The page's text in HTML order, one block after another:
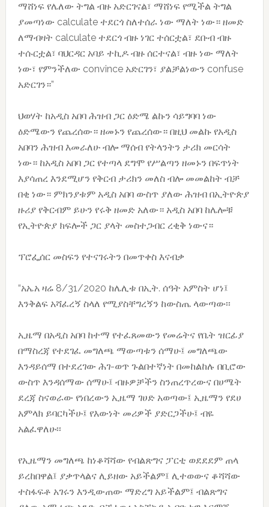
ማሸነፍ የሌለው ትግል ብዙ አድርገናል፣ ማሸነፍ የሚችል ትግል
ያመጣነው calculate ተደርጎ ስለተሰራ ነው ማለት ነው። ዘመድ
ለማብዛት calculate ተደርጎ ብዙ ነገር ተሰርቷል፣ ደቡብ ብዙ
ተሱርቷል፣ ባህርዳር አባይ ተኪዶ ብዙ ሰርተናል፣ ብዙ ነው ማለት
ነው፣ የምንችለው convince አድርገን፣ ያልቻልነውን confuse
አድርገን።”
ህወሃት ከአዲስ አበባ ሕዝብ ጋር ዕድሜ ልኩን ሳይግባባ ነው
ዕድሜውን የጨረሰው። ዘመኑን የጨረሰው። በዚህ መልኩ የአዲስ
አበባን ሕዝብ እመራለሁ ብሎ ማሰብ የትላንትን ታሪክ መርሳት
ነው። ከአዲስ አበባ ጋር የተጣላ ደግሞ የሥልጣን ዘመኑን በፍጥነት
እያሳጠረ እንደሚሆን የቅርብ ታሪክን መለስ ብሎ መመልከት ብቻ
በቂ ነው። ምክንያቱም አዲስ አበባ ውስጥ ያለው ሕዝብ በኢትዮጵያ
ዙሪያ የቅርብም ይሁን የሩቅ ዘመድ አለው። አዲስ አበባ ከሌሎቹ
የኢትዮጵያ ክፍሎች ጋር ያላት መስተጋብር ረቂቅ ነውና።
ፕሮፌሰር መስፍን የተናገሩትን በመጥቀስ እናብቃ
“አኤአ ዛሬ 8/31/2020 ከሌሊቱ በኢት. ሰዓት አምስት ሆነ፤
እንቅልፍ አሻፈረኝ ስላለ የሚያስቸግረኝን ከውስጤ ላውጣው፡፡
ኢዜማ በአዲስ አበባ ከተማ የተፈጸመውን የመሬትና የቤት ዝርፊያ
በማስረጃ የተደገፈ መግለጫ ማውጣቱን ሰማሁ፤ መግለጫው
እንዳይሰማ በተደረገው ሕገ-ወጥ ጉልበተኛነት በመከልከሉ በቢሮው
ውስጥ እንዳሰማው ሰማሁ፤ ብዙዎቻችን ስንጠረጥረውና በሀሜት
ደረጃ ስናወራው የነበረውን ኢዜማ ገሀድ አወጣው፤ ኢዜማን የደሀ
አምላክ ይባርካችሁ፤ የእውነት መሪዎች ያድርጋችሁ፤ ብዬ
አልፈዋለሁ፡፡
የኢዜማን መግለጫ ከነቆሻሻው የብልጽግና ፓርቲ ወደደደም ጠላ
ይረከበዋል፤ ያቃጥላልና ሊይዘው አይችልም፤ ሊተወውና ቆሻሻው
ተስፋፍቶ አገሩን እንዲውጠው ማድረግ አይችልም፤ ብልጽግና